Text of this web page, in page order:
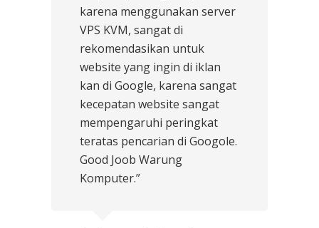
karena menggunakan server
VPS KVM, sangat di
rekomendasikan untuk
website yang ingin di iklan
kan di Google, karena sangat
kecepatan website sangat
mempengaruhi peringkat
teratas pencarian di Googole.
Good Joob Warung
Komputer.”